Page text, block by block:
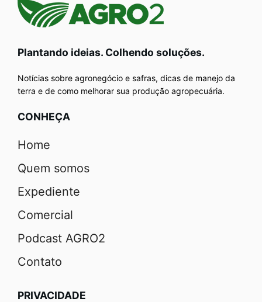
Plantando ideias. Colhendo soluções.
Notícias sobre agronegócio e safras, dicas de manejo da
terra e de como melhorar sua produção agropecuária.
CONHEÇA
Home
Quem somos
Expediente
Comercial
Podcast AGRO2
Contato
PRIVACIDADE